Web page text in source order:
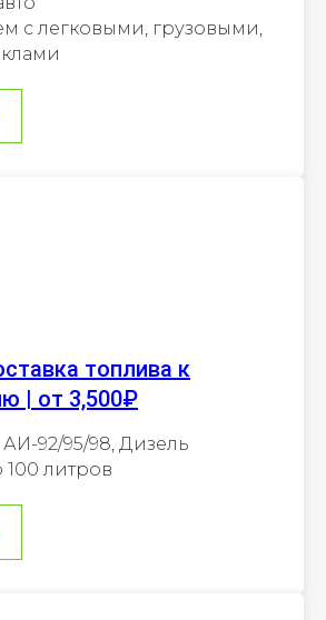
с легковыми, грузовыми,
топлива к
| от 3,500₽
92/95/98, Дизель
100 литров